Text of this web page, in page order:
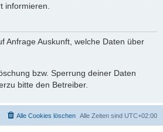
informieren.
Anfrage Auskunft, welche Daten über
bzw. Sperrung deiner Daten
bitte den Betreiber.
Alle Zeiten sind UTC+02:00
Alle Cookies löschen